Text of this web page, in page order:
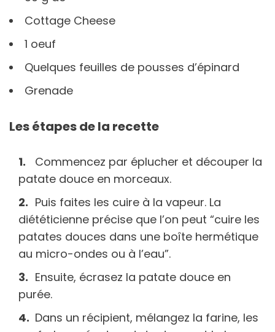
Cottage Cheese
1 oeuf
Quelques feuilles de pousses d’épinard
Grenade
Les étapes de la recette
Commencez par éplucher et découper la
patate douce en morceaux.
Puis faites les cuire à la vapeur. La
diététicienne précise que l’on peut “cuire les
patates douces dans une boîte hermétique
au micro-ondes ou à l’eau”.
Ensuite, écrasez la patate douce en
purée.
Dans un récipient, mélangez la farine, les